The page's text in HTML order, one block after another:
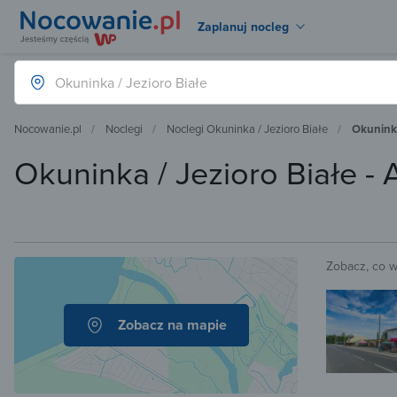
Zaplanuj nocleg
Nocowanie.pl Noclegi Noclegi Okuninka / Jezioro Białe
Okuninka / Jezioro Białe
Zobacz, co
Zobacz na mapie